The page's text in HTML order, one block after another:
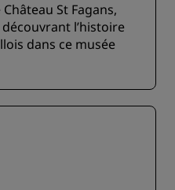
St Fagans,
l’histoire
dans ce musée